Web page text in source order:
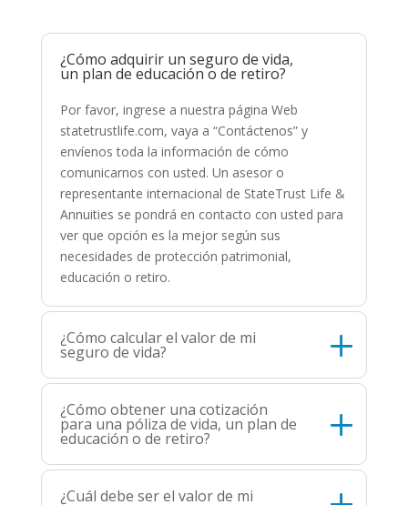
¿Cómo adquirir un seguro de vida,
un plan de educación o de retiro?
Por favor, ingrese a nuestra página Web
statetrustlife.com, vaya a “Contáctenos” y
envíenos toda la información de cómo
comunicarnos con usted. Un asesor o
representante internacional de StateTrust Life &
Annuities se pondrá en contacto con usted para
ver que opción es la mejor según sus
necesidades de protección patrimonial,
educación o retiro.
¿Cómo calcular el valor de mi
seguro de vida?
¿Cómo obtener una cotización
para una póliza de vida, un plan de
educación o de retiro?
¿Cuál debe ser el valor de mi